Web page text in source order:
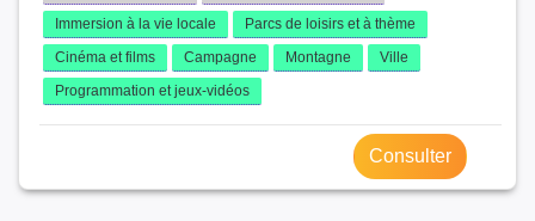
Immersion à la vie locale
Parcs de loisirs et à thème
Cinéma et films
Campagne Montagne
Ville
Programmation et jeux-vidéos
Consulter